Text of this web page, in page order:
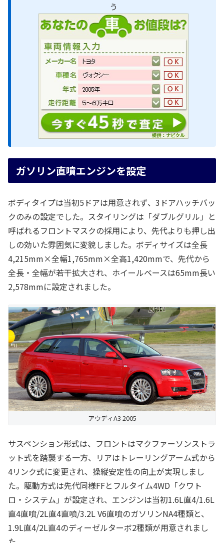
う
ガソリン直噴エンジンを設定
ボディタイプは当初5ドアは用意されず、3ドアハッチバッ
クのみの設定でした。スタイリングは「ダブルグリル」と
呼ばれるフロントマスクの採用により、先代よりも押し出
しの効いた雰囲気に変貌しました。ボディサイズは全長
4,215mm×全幅1,765mm×全高1,420mmで、先代から
全長・全幅が若干拡大され、ホイールベースは65mm長い
2,578mmに設定されました。
アウディA3 2005
サスペンション形式は、フロントはマクファーソンストラ
ット式を踏襲する一方、リアはトレーリングアーム式から
4リンク式に変更され、操縦安定性の向上が実現しまし
た。駆動方式は先代同様FFとフルタイム4WD「クワト
ロ・システム」が設定され、エンジンは当初1.6L直4/1.6L
直4直噴/2L直4直噴/3.2L V6直噴のガソリンNA4種類と、
1.9L直4/2L直4のディーゼルターボ2種類が用意されまし